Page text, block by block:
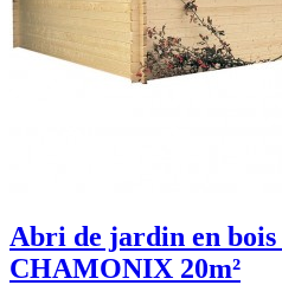
Abri de jardin en
CHAMONIX 20m²